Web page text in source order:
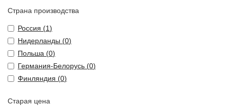
Страна производства
Россия (1)
Нидерланды (0)
Польша (0)
Германия-Белорусь (0)
Финляндия (0)
Старая цена